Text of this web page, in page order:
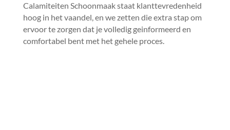
Calamiteiten Schoonmaak staat klanttevredenheid
hoog in het vaandel, en we zetten die extra stap om
ervoor te zorgen dat je volledig geinformeerd en
comfortabel bent met het gehele proces.​